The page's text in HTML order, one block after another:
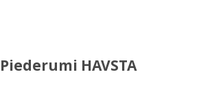
Piederumi HAVSTA